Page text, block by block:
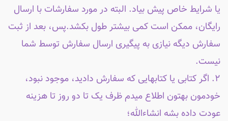
یا شرایط خاص پیش بیاد. البته در مورد سفارشات با ارسال
رایگان، ممکن است کمی بیشتر طول بکشد.پس، بعد از ثبت
سفارش دیگه نیازی به پیگیری ارسال سفارش توسط شما
نیست.
۲. اگر کتابی یا کتابهایی که سفارش دادید، موجود نبود،
خودمون بهتون اطلاع میدم ظرف یک تا دو روز تا هزینه
عودت داده بشه انشاءالله؛